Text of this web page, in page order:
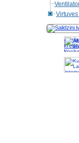
letas
taksi,
veikali